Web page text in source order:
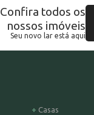
Confira todos os
nossos imóveis
Seu novo lar está aqui
Casas